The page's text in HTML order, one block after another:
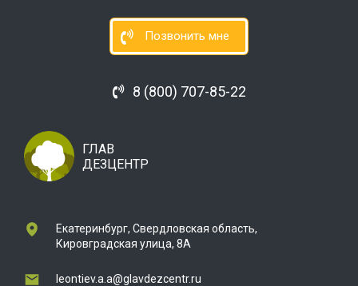
Позвонить мне
8 (800) 707-85-22
ГЛАВ
ДЕЗЦЕНТР
Екатеринбург, Свердловская область,
Кировградская улица, 8А
leontiev.a.a@glavdezcentr.ru